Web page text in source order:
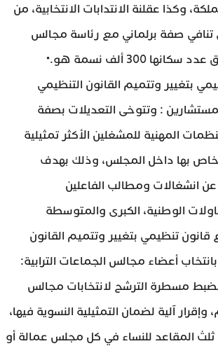
وكذا عقلنة الانتدابات الانتخابية، من
تنافي صفة برلماني مع رئاسة مجالس
الجماعات التي يفوق عدد سكانها 300 ألف نسمة هو.•
بتغيير وتتميم القانون التنظيمي
: وتتوخى التعديلات بصفة
المهنية للمشغلين الأكثر تمثيلية
خاص بها داخل المجلس، وذلك بهدف
عن انشغالات ومطالب الفاعلين
الوطنية، الكبرى والمتوسطة
تنظيمي بتغيير وتتميم القانون
أعضاء مجالس الجماعات الترابية:
مسطرة الترشح لانتخابات مجالس
وإقرار آلية لضمان التمثيلية النسوية فيها،
المقاعد للنساء في كل مجلس عمالة أو